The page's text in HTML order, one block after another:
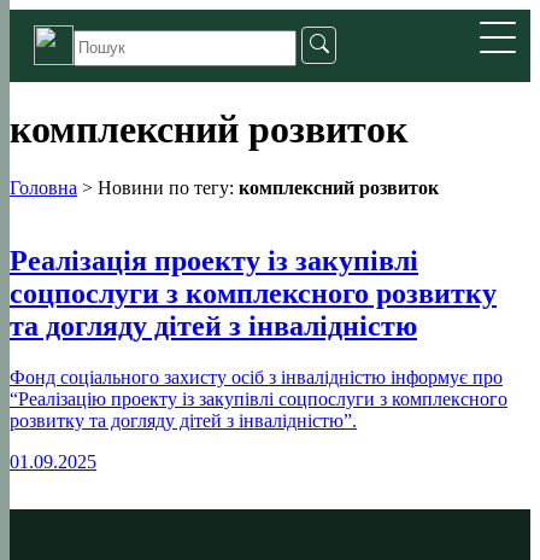
комплексний розвиток
Головна > Новини по тегу: комплексний розвиток
Реалізація проекту із закупівлі
соцпослуги з комплексного розвитку
та догляду дітей з інвалідністю
Фонд соціального захисту осіб з інвалідністю інформує про
“Реалізацію проекту із закупівлі соцпослуги з комплексного
розвитку та догляду дітей з інвалідністю”.
01.09.2025